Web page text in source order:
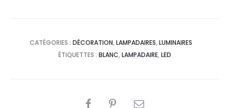
CATÉGORIES : DÉCORATION, LAMPADAIRES, LUMINAIRES
ÉTIQUETTES : BLANC, LAMPADAIRE, LED
PARTAGER